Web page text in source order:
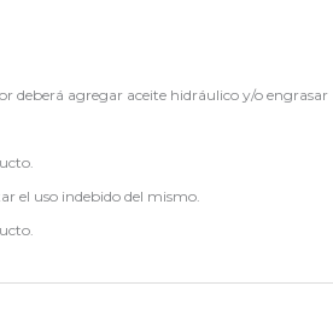
deberá agregar aceite hidráulico y/o engrasar
el uso indebido del mismo.